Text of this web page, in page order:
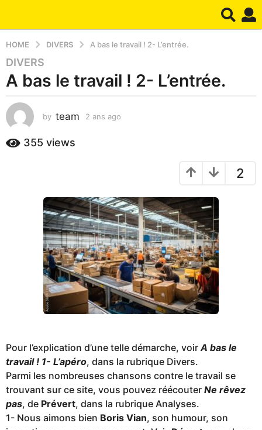
HOME DIVERS A bas le travail ! 2- L’entrée.
2
a
s
a
o
DIVERS
A bas le travail ! 2- L’entrée.
by team 2 ans ago
355 views
2
Pour l’explication d’une telle démarche, voirA bas le
travail ! 1- L’apéro, dans la rubrique Divers.
Parmi les nombreuses chansons contre le travail se
trouvant sur ce site, vous pouvez réécouter Ne rêvez
pas, de Prévert, dans la rubrique Analyses.
1- Nous aimons bien Boris Vian, son humour, son